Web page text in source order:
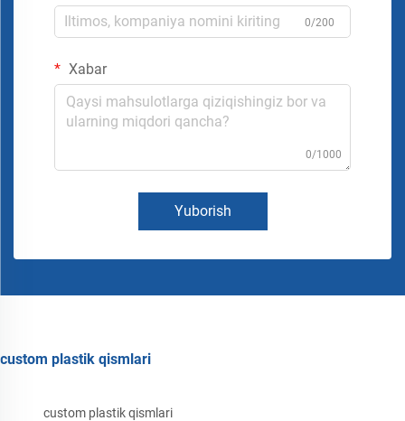
0/200
Xabar
0/1000
Yuborish
custom plastik qismlari
custom plastik qismlari